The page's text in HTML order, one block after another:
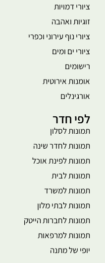
ציורי דמויות
זוגיות ואהבה
ציורי נוף עירוני וכפרי
ציורי ים ומים
רישומים
אומנות אירוטית
אורגינלים
לפי חדר
תמונות לסלון
תמונות לחדר שינה
תמונות לפינת אוכל
תמונות לבית
תמונות למשרד
תמונות לבתי מלון
תמונות לחברות הייטק
תמונות למרפאות
יופי של מתנה